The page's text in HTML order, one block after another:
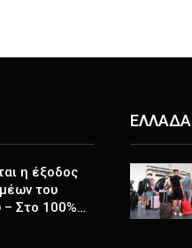
η έξοδος
του
– Στο 100%…
ΕΛΛΑΔΑ